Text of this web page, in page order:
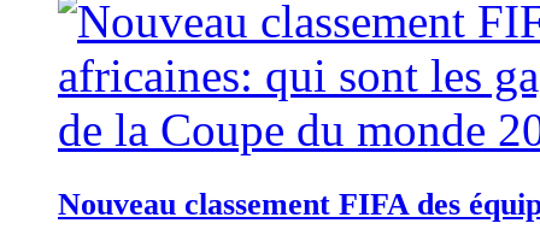
Nouveau classement FIFA des